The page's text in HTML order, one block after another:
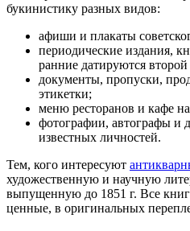
букинистику разных видов:
афиши и плакаты
периодические издания,
ранние датируются
документы, пропуски,
этикетки;
меню ресторанов и кафе
фотографии, автографы и
известных личностей.
Тем, кого интересуют
художественную и научную
выпущенную до 1851 г. Все
ценные, в оригинальных